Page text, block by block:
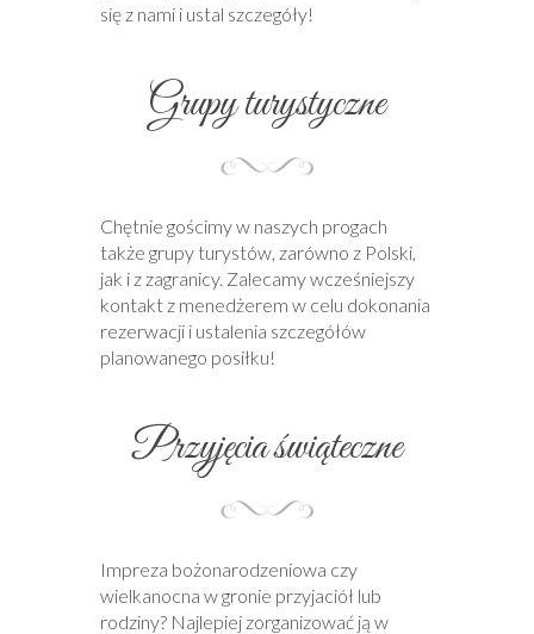
się z nami i ustal szczegóły!
Grupy turystyczne
Chętnie gościmy w naszych progach
także grupy turystów, zarówno z Polski,
jak i z zagranicy. Zalecamy wcześniejszy
kontakt z menedżerem w celu dokonania
rezerwacji i ustalenia szczegółów
planowanego posiłku!
Przyjęcia świąteczne
Impreza bożonarodzeniowa czy
wielkanocna w gronie przyjaciół lub
rodziny? Najlepiej zorganizować ją w